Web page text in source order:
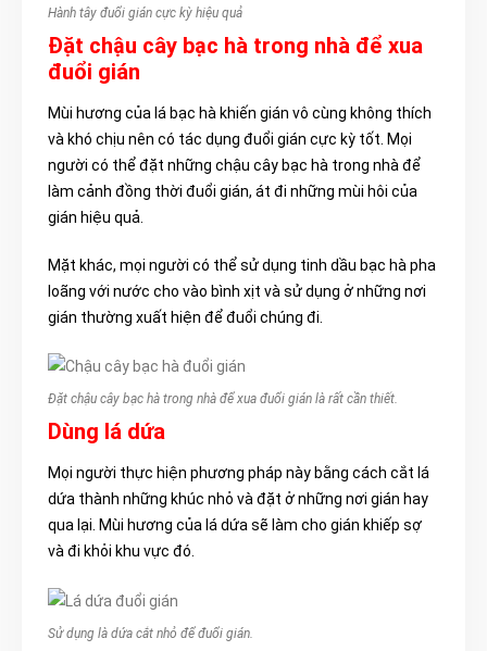
Hành tây đuổi gián cực kỳ hiệu quả
Đặt chậu cây bạc hà trong nhà để xua
đuổi gián
Mùi hương của lá bạc hà khiến gián vô cùng không thích
và khó chịu nên có tác dụng đuổi gián cực kỳ tốt. Mọi
người có thể đặt những chậu cây bạc hà trong nhà để
làm cảnh đồng thời đuổi gián, át đi những mùi hôi của
gián hiệu quả.
Mặt khác, mọi người có thể sử dụng tinh dầu bạc hà pha
loãng với nước cho vào bình xịt và sử dụng ở những nơi
gián thường xuất hiện để đuổi chúng đi.
Đặt chậu cây bạc hà trong nhà để xua đuổi gián là rất cần thiết.
Dùng lá dứa
Mọi người thực hiện phương pháp này bằng cách cắt lá
dứa thành những khúc nhỏ và đặt ở những nơi gián hay
qua lại. Mùi hương của lá dứa sẽ làm cho gián khiếp sợ
và đi khỏi khu vực đó.
Sử dụng là dứa cắt nhỏ để đuổi gián.